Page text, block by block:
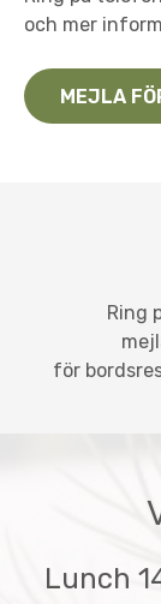
och mer
MEJLA
Ring
för
Lunch